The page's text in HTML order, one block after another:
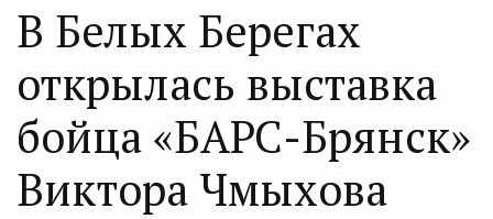
В Белых Берегах
открылась выставка
бойца «БАРС-Брянск»
Виктора Чмыхова